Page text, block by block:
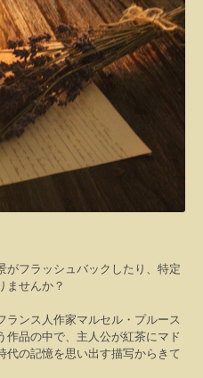
がフラッシュバックしたり、特定
ませんか？
ランス人作家マルセル・プルース
作品の中で、主人公が紅茶にマド
代の記憶を思い出す描写からきて